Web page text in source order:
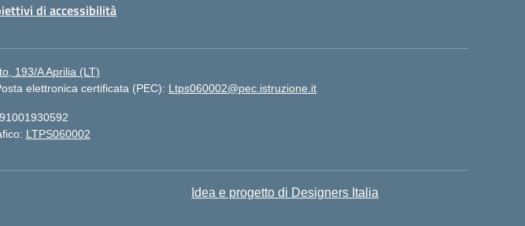
di accessibilità
193/A Aprilia (LT)
elettronica certificata (PEC): Ltps060002@pec.istruzione.it
LTPS060002
Idea e progetto di Designers Italia